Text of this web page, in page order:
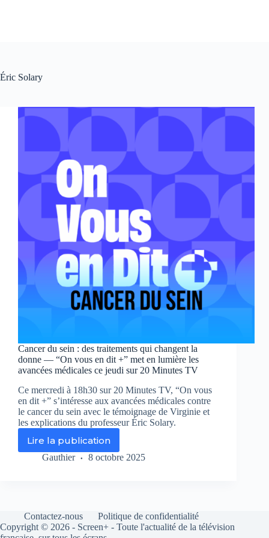
Éric Solary
Cancer du sein : des traitements qui changent la
donne — “On vous en dit +” met en lumière les
avancées médicales ce jeudi sur 20 Minutes TV
Ce mercredi à 18h30 sur 20 Minutes TV, “On vous
en dit +” s’intéresse aux avancées médicales contre
le cancer du sein avec le témoignage de Virginie et
les explications du professeur Éric Solary.
Lire la publication
Cancer
du
qui
changent
Gauthier 8 octobre 2025
Contactez-nous
Politique de confidentialité
Copyright © 2026 - Screen+ - Toute l'actualité de la télévision